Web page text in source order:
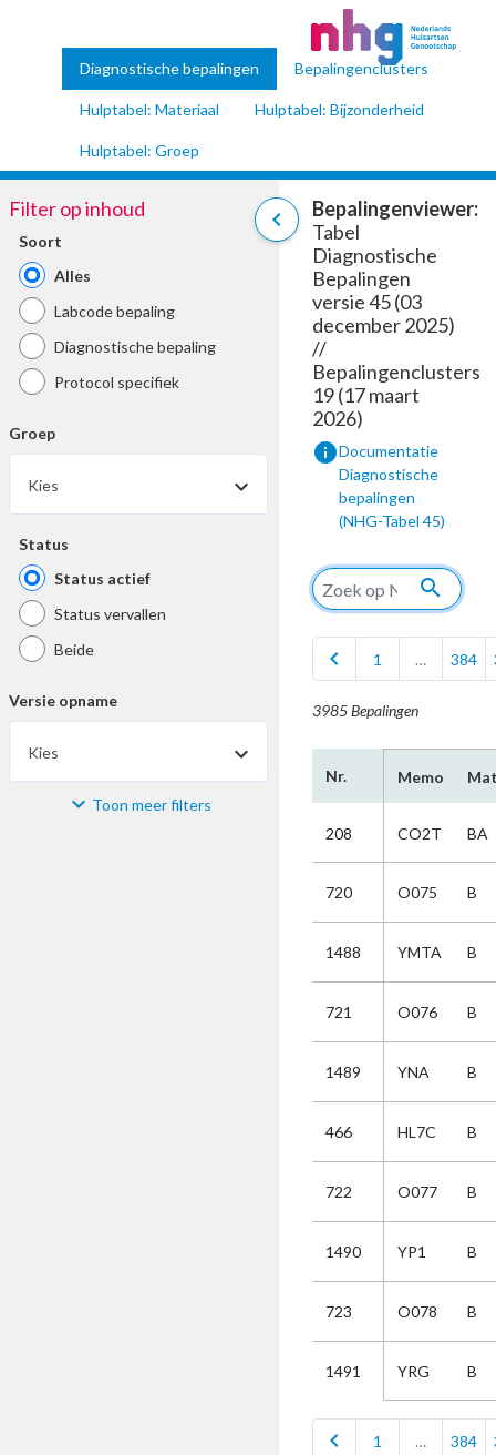
Diagnostische bepalingen Bepalingenclusters
Hulptabel: Materiaal Hulptabel: Bijzonderheid
Hulptabel: Groep
chevron_left
Filter op inhoud
Soort
Alles
Labcode bepaling
Diagnostische bepaling
Protocol specifiek
Groep
Kies
Status
Status actief
Status vervallen
Beide
Versie opname
Kies
Materiaal Toon meer filters
Bepalingenviewer:
Tabel
Diagnostische
Bepalingen
versie 45 (03
december 2025)
//
Bepalingenclusters
19 (17 maart
2026)
infoDocumentatie
Diagnostische
bepalingen
(NHG-Tabel 45)
search
chevron_left 1 … 384
3985 Bepalingen
Nr. Memo
208 CO2T BA
720 O075 B
1488 YMTA B
721 O076 B
1489 YNA B
466 HL7C B
722 O077 B
1490 YP1 B
723 O078 B
1491 YRG B
chevron_left 1 … 384